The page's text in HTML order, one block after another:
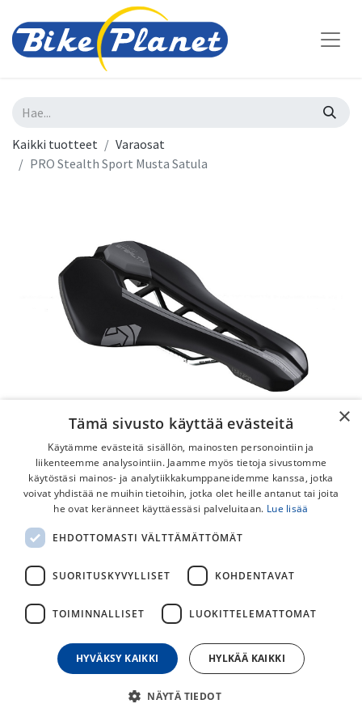
Kaikki tuotteet
Varaosat
PRO Stealth Sport Musta Satula
PRO Stealth Sport Musta Satula
etsivät aerodynaamista asentoa pyörän selässä.
119,00€
päivän alin hinta
×
Tämä sivusto käyttää evästeitä
Käytämme evästeitä sisällön, mainosten personointiin ja
liikenteemme analysointiin. Jaamme myös tietoja sivustomme
käytöstäsi mainos- ja analytiikkakumppaneidemme kanssa, jotka
voivat yhdistää ne muihin tietoihin, jotka olet heille antanut tai joita
he ovat keränneet käyttäessäsi palveluitaan. Lue lisää
EHDOTTOMASTI VÄLTTÄMÄTTÖMÄT
SUORITUSKYVYLLISET KOHDENTAVAT
TOIMINNALLISET LUOKITTELEMATTOMAT
HYVÄKSY KAIKKI HYLKÄÄ KAIKKI
NÄYTÄ TIEDOT